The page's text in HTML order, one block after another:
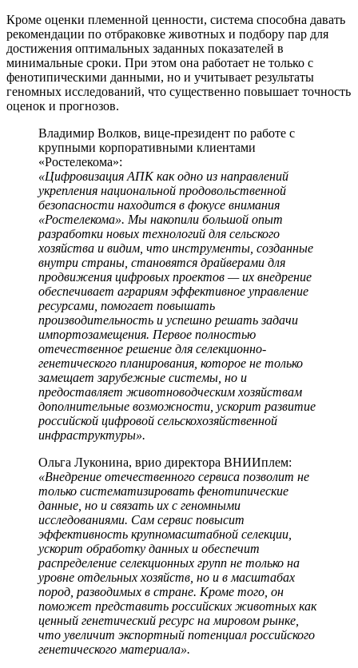
Кроме оценки племенной ценности, система способна давать
рекомендации по отбраковке животных и подбору пар для
достижения оптимальных заданных показателей в
минимальные сроки. При этом она работает не только с
фенотипическими данными, но и учитывает результаты
геномных исследований, что существенно повышает точность
оценок и прогнозов.
Владимир Волков, вице-президент по работе с
крупными корпоративными клиентами
«Ростелекома»:
«Цифровизация АПК как одно из направлений
укрепления национальной продовольственной
безопасности находится в фокусе внимания
«Ростелекома». Мы накопили большой опыт
разработки новых технологий для сельского
хозяйства и видим, что инструменты, созданные
внутри страны, становятся драйверами для
продвижения цифровых проектов — их внедрение
обеспечивает аграриям эффективное управление
ресурсами, помогает повышать
производительность и успешно решать задачи
импортозамещения. Первое полностью
отечественное решение для селекционно-
генетического планирования, которое не только
замещает зарубежные системы, но и
предоставляет животноводческим хозяйствам
дополнительные возможности, ускорит развитие
российской цифровой сельскохозяйственной
инфраструктуры».
Ольга Луконина, врио директора ВНИИплем:
«Внедрение отечественного сервиса позволит не
только систематизировать фенотипические
данные, но и связать их с геномными
исследованиями. Сам сервис повысит
эффективность крупномасштабной селекции,
ускорит обработку данных и обеспечит
распределение селекционных групп не только на
уровне отдельных хозяйств, но и в масштабах
пород, разводимых в стране. Кроме того, он
поможет представить российских животных как
ценный генетический ресурс на мировом рынке,
что увеличит экспортный потенциал российского
генетического материала».